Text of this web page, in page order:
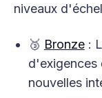
niveaux
🥉 Bronze:
d'exigences
nouvelles